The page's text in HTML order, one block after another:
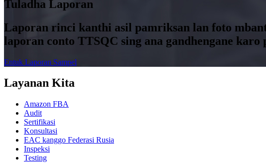
Tuladha Laporan
Laporan rinci kanthi asil pamriksan lan foto
laporan conto TTSQC sing ana gandhengane
Entuk Laporan Sampel
Layanan Kita
Amazon FBA
Audit
Sertifikasi
Konsultasi
EAC kanggo Federasi Rusia
Inspeksi
Testing